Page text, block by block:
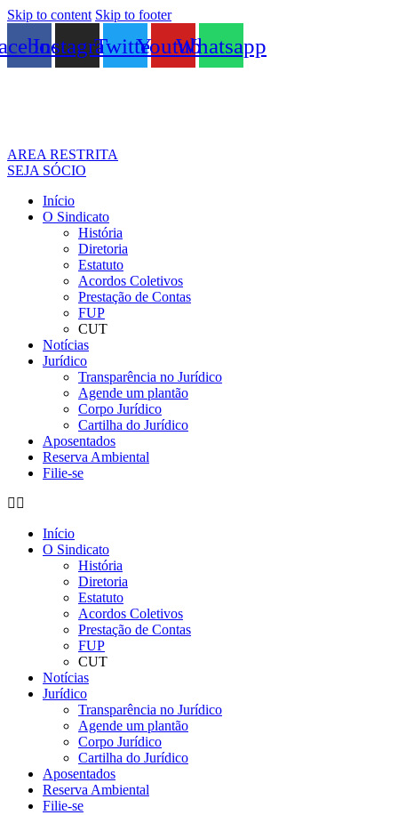
Skip to content Skip to footer
InstagramTwitterYoutubeWhatsapp
AREA RESTRITA
SEJA SÓCIO
Início
O Sindicato
História
Diretoria
Estatuto
Acordos Coletivos
Prestação de Contas
FUP
CUT
Notícias
Jurídico
Transparência no Jurídico
Agende um plantão
Corpo Jurídico
Cartilha do Jurídico
Aposentados
Reserva Ambiental
Filie-se
Início
O Sindicato
História
Diretoria
Estatuto
Acordos Coletivos
Prestação de Contas
FUP
CUT
Notícias
Jurídico
Transparência no Jurídico
Agende um plantão
Corpo Jurídico
Cartilha do Jurídico
Aposentados
Reserva Ambiental
Filie-se